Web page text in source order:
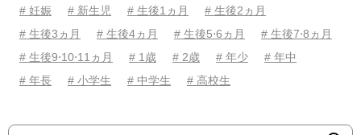
# 妊娠 # 新生児 # 生後1ヵ月
# 生後2ヵ月
# 生後3ヵ月
# 生後4ヵ月 # 生後5⋅6ヵ月
# 生後7⋅8ヵ月
# 生後9⋅10⋅11ヵ月
# 1歳 # 2歳 # 年少
# 年中
# 年長
# 小学生 # 中学生 # 高校生